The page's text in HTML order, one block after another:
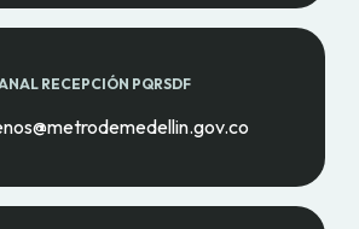
RECEPCIÓN PQRSDF